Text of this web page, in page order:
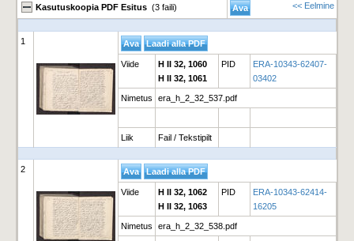
Kasutuskoopia PDF Esitus (3 faili) << Eelmine
1
Viide
H II 32, 1060
H II 32, 1061
PID
ERA-10343-62407-
03402
Nimetus era_h_2_32_537.pdf
Liik Fail / Tekstipilt
2
Viide
H II 32, 1062
H II 32, 1063
PID
ERA-10343-62414-
16205
Nimetus era_h_2_32_538.pdf